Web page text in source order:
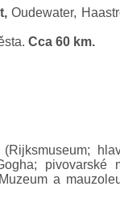
Oudewater,
Cca 60 km.
pivovarské
a